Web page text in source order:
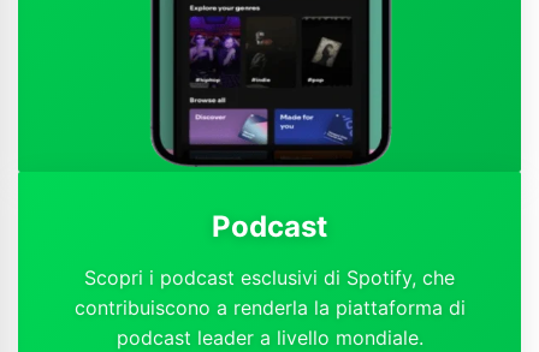
Podcast
Scopri i podcast esclusivi di Spotify, che
contribuiscono a renderla la piattaforma di
podcast leader a livello mondiale.